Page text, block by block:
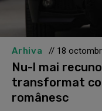
Arhiva // 18
Nu-l mai
transformat
românesc